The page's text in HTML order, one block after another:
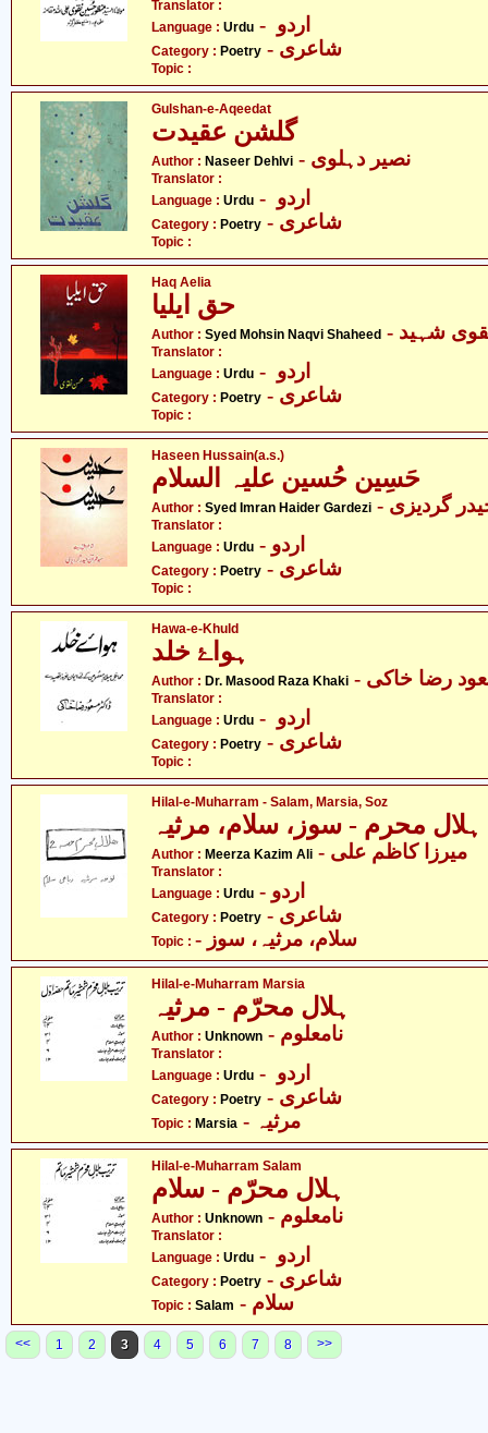
Translator :
Language : Urdu
Category : Poetry - شاعری
Topic :
Gulshan-e-Aqeedat
گلشن عقیدت
Author : Naseer Dehlvi - نصیر دہلوی
Translator :
Language : Urdu
Category : Poetry - شاعری
Topic :
Haq Aelia
حق ایلیا
Author : Syed Mohsin Naqvi Shaheed شہید
Translator :
Language : Urdu
Category : Poetry - شاعری
Topic :
Haseen Hussain(a.s.)
حَسِین حُسین علیہ السلام
Author : Syed Imran Haider Gardezi گردیزی
Translator :
Language : Urdu - اردو
Category : Poetry - شاعری
Topic :
Hawa-e-Khuld
Author : Dr. Masood Raza Khaki رضا خاکی
Translator :
Language : Urdu
Category : Poetry - شاعری
Topic :
Hilal-e-Muharram - Salam, Marsia, Soz
ہلال محرم - سوز، سلام، مرثیہ
Author : Meerza Kazim Ali - میرزا کاظم علی
Translator :
Language : Urdu - اردو
Category : Poetry - شاعری
Topic : - سلام، مرثیہ، سوز
Hilal-e-Muharram Marsia
ہلال محرّم - مرثیہ
Author : Unknown - نامعلوم
Translator :
Language : Urdu
Category : Poetry - شاعری
Topic : Marsia - مرثیہ
Hilal-e-Muharram Salam
ہلال محرّم - سلام
Author : Unknown - نامعلوم
Translator :
Language : Urdu
Category : Poetry - شاعری
Topic : Salam - سلام
<< 1 2 3 4 5 6 7 8 >>